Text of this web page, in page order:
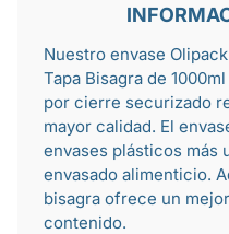
Nuestro envase
Tapa Bisagra de
por cierre securizado
mayor calidad. El
envases plásticos más
envasado alimenticio.
bisagra ofrece un
contenido.